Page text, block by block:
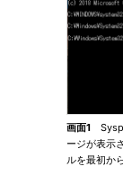
画面1
ージが表示
ルを最初か